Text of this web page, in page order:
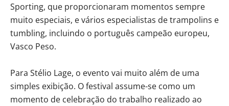
Sporting, que proporcionaram momentos sempre
muito especiais, e vários especialistas de trampolins e
tumbling, incluindo o português campeão europeu,
Vasco Peso.
Para Stélio Lage, o evento vai muito além de uma
simples exibição. O festival assume-se como um
momento de celebração do trabalho realizado ao